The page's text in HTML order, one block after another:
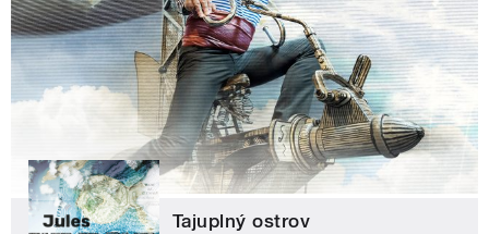
Tajuplný ostrov